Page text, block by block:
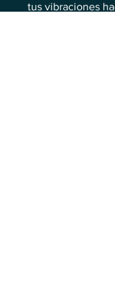
tus vibraciones